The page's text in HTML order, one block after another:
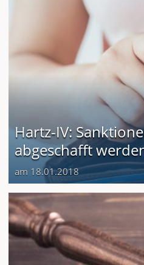
Hartz-IV:
abgeschafft
am 18.01.2018